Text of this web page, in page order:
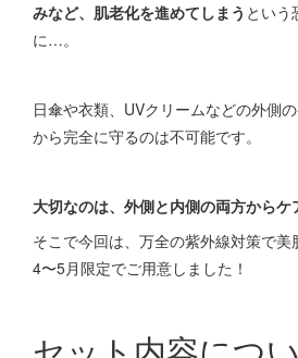
みなど、肌老化を進めてしまう という
に…。
日傘や衣類、UVクリームなどの外側
から完全に守るのは不可能です。
大切なのは、外側と内側の両方からケ
そこで今回は、万全の紫外線対策で
4〜5月限定でご用意しました！